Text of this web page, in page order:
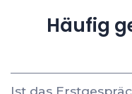
Häufig
Ist das